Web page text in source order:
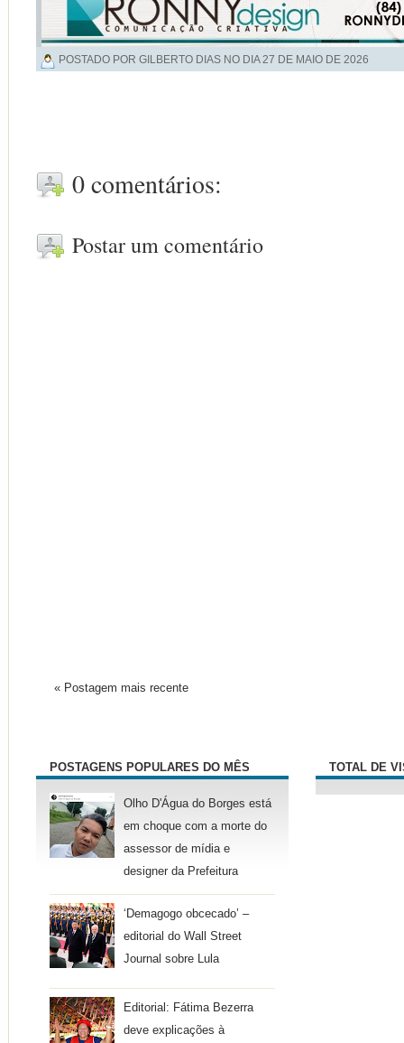
POSTADO POR GILBERTO DIAS NO DIA27 DE MAIO DE 2026
0 comentários:
Postar um comentário
« Postagem mais recente
POSTAGENS POPULARES DO MÊS
Olho D'Água do Borges está
em choque com a morte do
assessor de mídia e
designer da Prefeitura
‘Demagogo obcecado’ –
editorial do Wall Street
Journal sobre Lula
Editorial: Fátima Bezerra
deve explicações à
TOTAL DE